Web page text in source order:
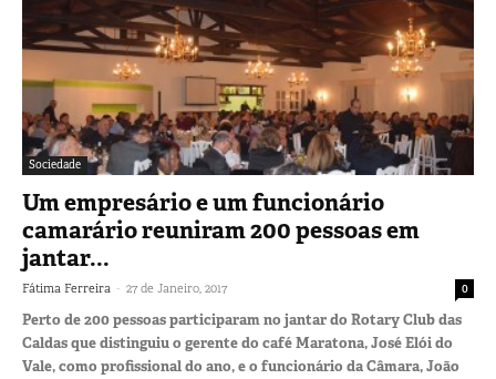
Sociedade
Um empresário e um funcionário
camarário reuniram 200 pessoas em
jantar...
Fátima Ferreira - 27 de Janeiro, 2017 0
Perto de 200 pessoas participaram no jantar do Rotary Club das
Caldas que distinguiu o gerente do café Maratona, José Elói do
Vale, como profissional do ano, e o funcionário da Câmara, João